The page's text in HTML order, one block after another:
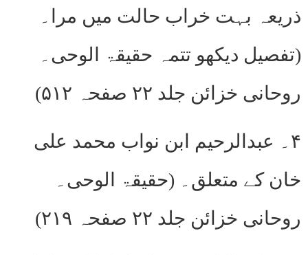
ذریعہ بہت خراب حالت میں مرا۔
(تفصیل دیکھو تتمہ حقیقۃ الوحی۔
روحانی خزائن جلد ۲۲ صفحہ ۵۱۲)
۴۔ عبدالرحیم ابن نواب محمد علی
خان کے متعلق۔ (حقیقۃ الوحی۔
روحانی خزائن جلد ۲۲ صفحہ ۲۱۹)